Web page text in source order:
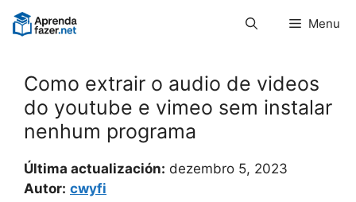
Pular
para
Menu
Como extrair o audio de videos
do youtube e vimeo sem instalar
nenhum programa
Última actualización: dezembro 5, 2023
Autor: cwyfi